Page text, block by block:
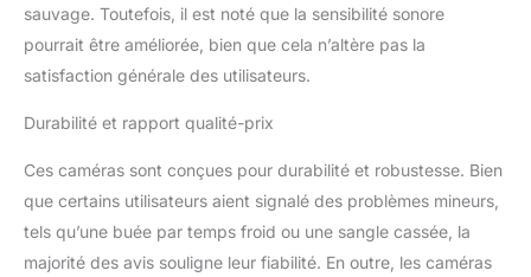
biens et la surveillance.
【Configuration et
aussi facile】Cette
caméra de jeu intègre un
écran couleur de 5,1 cm
et des boutons de
télécommande TV, pas
de Wi-Fi, de cartes SIM
ou d'application, facile à
sauvage. Toutefois, il est noté que la sensibilité sonore
pourrait être améliorée, bien que cela n’altère pas la
satisfaction générale des utilisateurs.
Durabilité et rapport qualité-prix
Ces caméras sont conçues pour durabilité et robustesse. Bien
que certains utilisateurs aient signalé des problèmes mineurs,
tels qu’une buée par temps froid ou une sangle cassée, la
majorité des avis souligne leur fiabilité. En outre, les caméras